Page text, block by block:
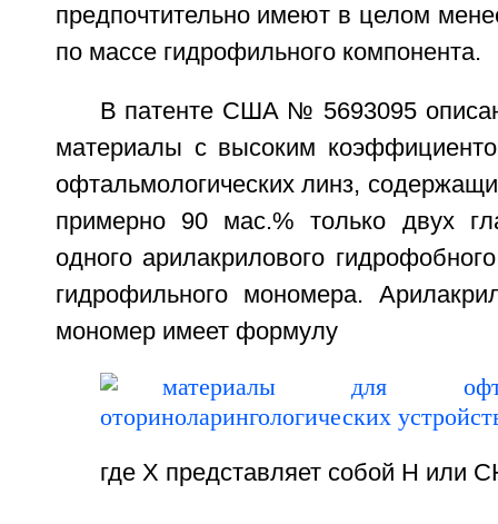
предпочтительно имеют в целом
по массе гидрофильного компонента.
В патенте США № 5693095
материалы с высоким
офтальмологических линз,
примерно 90 мас.% только двух
одного арилакрилового
гидрофильного мономера.
мономер имеет формулу
где X представляет собой H или